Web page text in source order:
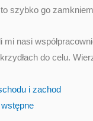
to szybko go
mi nasi
do celu.
i zachod